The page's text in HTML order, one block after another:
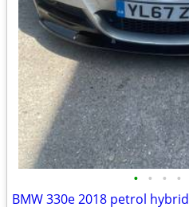
• • • •
BMW 330e 2018 petrol hybrid